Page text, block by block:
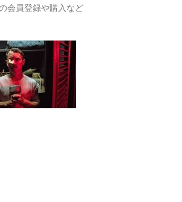
会員登録や購入など